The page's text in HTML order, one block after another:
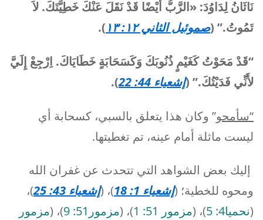
نَاثَانُ لِدَاوُدَ: «الرَّبُّ أَيْضًا قَدْ نَقَلَ عَنْكَ خَطِيَّتَكَ. لاَ
تَمُوتُ.” (صموئيل الثاني ١٢: ١٣ ).
“قَدْ مَحَوْتُ كَغَيْمٍ ذُنُوبَكَ وَكَسَحَابَةٍ خَطَايَاكَ. اِرْجِعْ إِلَيَّ
لأَنِّي فَدَيْتُكَ.” (إشعياء 44: 22 ).
“سأمحو” وكان هذا يتعلق بالسبي، كسحابة أي
ليست ماثلة أمام عينه، تم تغطيتها.
إليك بعض الشواهد التي تتحدث عن غفران الله
ومحوه للخطية؛ (إشعياء 1: 18 )، (إشعياء 43: 25
)،
(نحميا4: 5 )، (مزمور 51: 1 )، (مزمور51: 9 )، (مزمور